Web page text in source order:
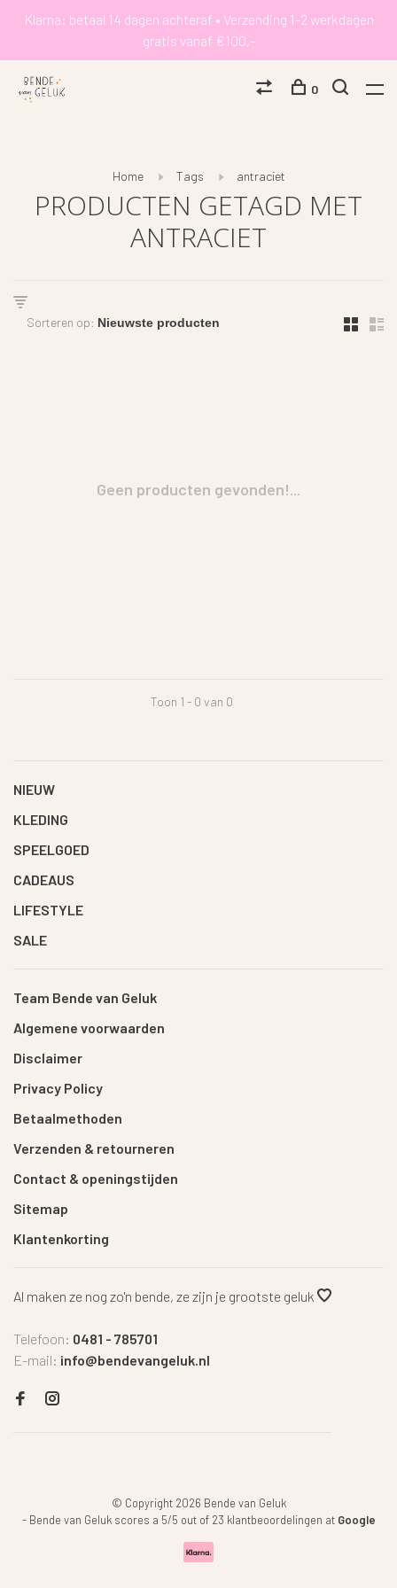
Klarna: betaal 14 dagen achteraf • Verzending 1-2 werkdagen
gratis vanaf €100,-
0
Home Tags antraciet
PRODUCTEN GETAGD MET
ANTRACIET
Sorteren op:
Geen producten gevonden!...
Toon 1 - 0 van 0
NIEUW
KLEDING
SPEELGOED
CADEAUS
LIFESTYLE
SALE
Team Bende van Geluk
Algemene voorwaarden
Disclaimer
Privacy Policy
Betaalmethoden
Verzenden & retourneren
Contact & openingstijden
Sitemap
Klantenkorting
Al maken ze nog zo'n bende, ze zijn je grootste geluk
Telefoon: 0481 - 785701
E-mail: info@bendevangeluk.nl
© Copyright 2026 Bende van Geluk
- Bende van Geluk scores a 5/5 out of 23 klantbeoordelingen at Google